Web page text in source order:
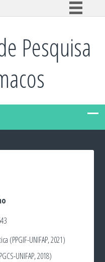
Comunica BR
Participe
Acesso à informação
Legislação
Canais
Pesquisa
(PPGIF-UNIFAP, 2021)
UNIFAP, 2018)